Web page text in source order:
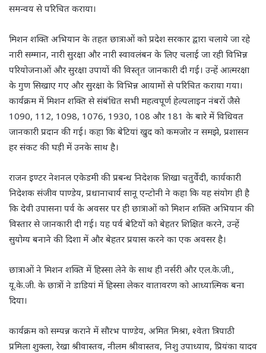
समन्वय से परिचित कराया।
मिशन शक्ति अभियान के तहत छात्राओं को प्रदेश सरकार द्वारा चलाये जा रहे
नारी सम्मान, नारी सुरक्षा और नारी स्वावलंबन के लिए चलाई जा रही विभिन्न
परियोजनाओं और सुरक्षा उपायों की विस्तृत जानकारी दी गई। उन्हें आत्मरक्षा
के गुण सिखाए गए और सुरक्षा के विभिन्न आयामों से परिचित कराया गया।
कार्यक्रम में मिशन शक्ति से संबंधित सभी महत्वपूर्ण हेल्पलाइन नंबरों जैसे
1090, 112, 1098, 1076, 1930, 108 और 181 के बारे में विधिवत
जानकारी प्रदान की गई। कहा कि बेटियां खुद को कमजोर न समझे, प्रशासन
हर संकट की घड़ी में उनके साथ है।
राजन इण्टर नेशनल एकेडमी की प्रबन्ध निदेशक शिखा चतुर्वेदी, कार्यकारी
निदेशक संजीव पाण्डेय, प्रधानाचार्य सानू एन्टोनी ने कहा कि यह संयोग ही है
कि देवी उपासना पर्व के अवसर पर ही छात्राओं को मिशन शक्ति अभियान की
विस्तार से जानकारी दी गई। यह पर्व बेटियों को बेहतर शिक्षित करने, उन्हें
सुयोग्य बनाने की दिशा में और बेहतर प्रयास करने का एक अवसर है।
छात्राओं ने मिशन शक्ति में हिस्सा लेने के साथ ही नर्सरी और एल.के.जी.,
यू.के.जी. के छात्रों ने डाडियां में हिस्सा लेकर वातावरण को आध्यात्मिक बना
दिया।
कार्यक्रम को सम्पन्न कराने में सौरभ पाण्डेय, अमित मिश्रा, श्वेता त्रिपाठी
प्रमिला शुक्ला, रेखा श्रीवास्तव, नीलम श्रीवास्तव, निशु उपाध्याय, प्रियंका यादव